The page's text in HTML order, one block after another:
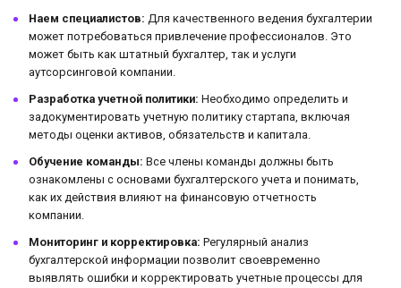
Наем специалистов: Для качественного ведения бухгалтерии
может потребоваться привлечение профессионалов. Это
может быть как штатный бухгалтер, так и услуги
аутсорсинговой компании.
Разработка учетной политики: Необходимо определить и
задокументировать учетную политику стартапа, включая
методы оценки активов, обязательств и капитала.
Обучение команды: Все члены команды должны быть
ознакомлены с основами бухгалтерского учета и понимать,
как их действия влияют на финансовую отчетность
компании.
Мониторинг и корректировка: Регулярный анализ
бухгалтерской информации позволит своевременно
выявлять ошибки и корректировать учетные процессы для